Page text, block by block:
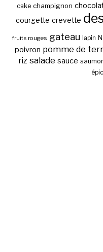
cake champignon
courgette crevette
fruits rouges gateau lapin
poivron pomme de
riz salade sauce